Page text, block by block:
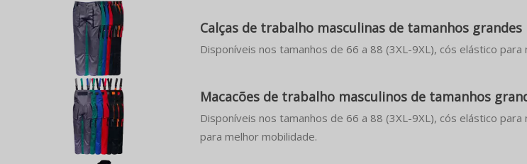
Calças de trabalho masculinas de tamanhos grandes
Disponíveis nos tamanhos de 66 a 88 (3XL-9XL), cós elástico
Macacões de trabalho masculinos de tamanhos
Disponíveis nos tamanhos de 66 a 88 (3XL-9XL), cós elástico
para melhor mobilidade.